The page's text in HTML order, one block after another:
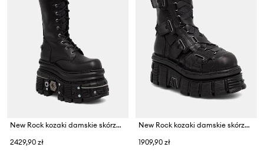
New Rock kozaki damskie skórzane ITALI NEGRO, IMPERFECT TANK NEGRO E-34
2429,90 zł
New Rock kozaki damskie skórzane ITALI NEGRO, NOMADA NEGRO, TOWER E14
1909,90 zł